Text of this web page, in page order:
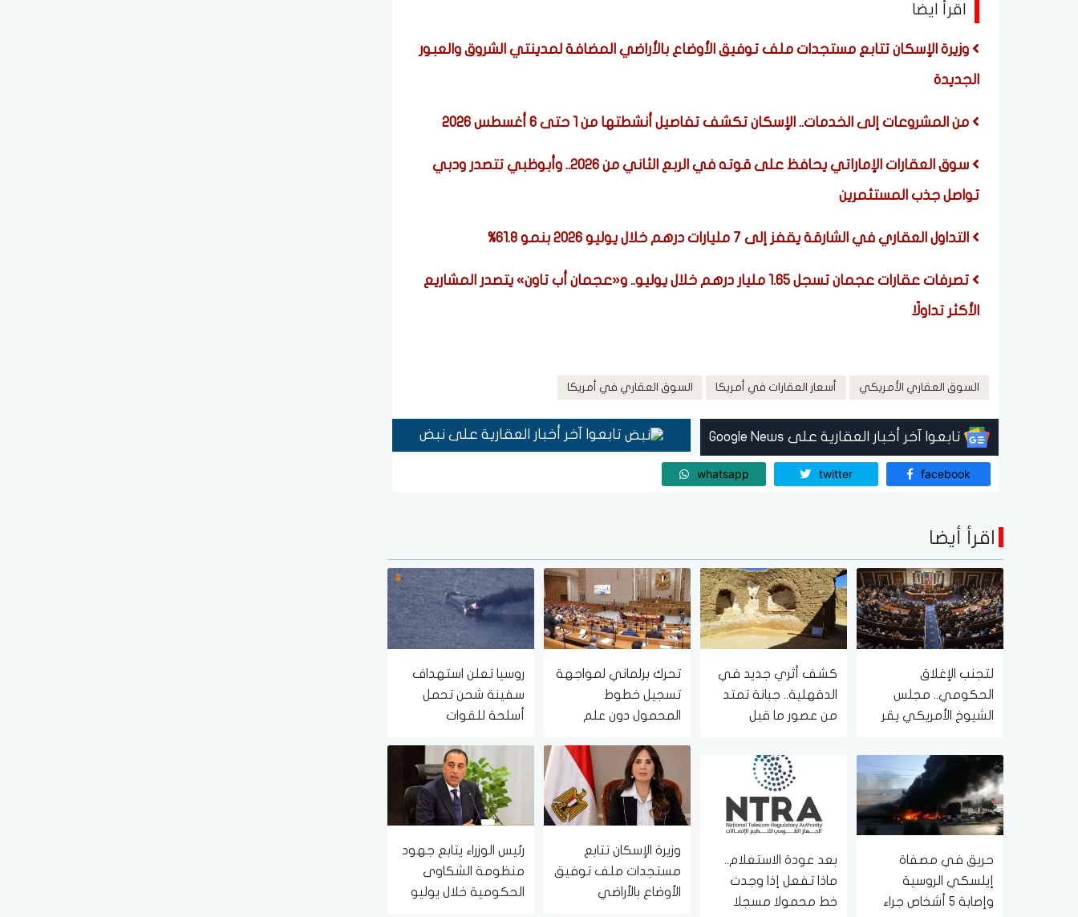
اقرأ ايضا
وزيرة الإسكان تتابع مستجدات ملف توفيق الأوضاع بالأراضي المضافة لمدينتي الشروق والعبور
الجديدة
من المشروعات إلى الخدمات.. الإسكان تكشف تفاصيل أنشطتها من 1 حتى 6 أغسطس 2026
سوق العقارات الإماراتي يحافظ على قوته في الربع الثاني من 2026.. وأبوظبي تتصدر ودبي
تواصل جذب المستثمرين
التداول العقاري في الشارقة يقفز إلى 7 مليارات درهم خلال يوليو 2026 بنمو 61.8%
تصرفات عقارات عجمان تسجل 1.65 مليار درهم خلال يوليو.. و«عجمان أب تاون» يتصدر المشاريع
الأكثر تداولًا
السوق العقاري الأمريكي أسعار العقارات في أمريكا السوق العقاري في أمريكا
تابعوا آخر أخبار العقارية على Google News تابعوا آخر أخبار العقارية على نبض
facebook
twitter
whatsapp
اقرأ أيضا
لتجنب الإغلاق
الحكومي.. مجلس
الشيوخ الأمريكي يقر
الاتحادية
كشف أثري جديد في
الدقهلية.. جبانة تمتد
من عصور ما قبل
اليوناني والروماني
تحرك برلماني لمواجهة
تسجيل خطوط
المحمول دون علم
روسيا تعلن استهداف
سفينة شحن تحمل
أسلحة للقوات
حريق في مصفاة
إيلسكي الروسية
وإصابة 5 أشخاص جراء
بعد عودة الاستعلام..
ماذا تفعل إذا وجدت
خط محمولا مسجلا
وزيرة الإسكان تتابع
مستجدات ملف توفيق
الأوضاع بالأراضي
رئيس الوزراء يتابع جهود
منظومة الشكاوى
الحكومية خلال يوليو